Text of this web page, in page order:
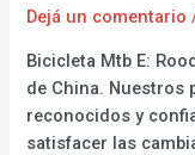
Dejá un comentario
Bicicleta Mtb E:
de China. Nuestros
reconocidos y
satisfacer las